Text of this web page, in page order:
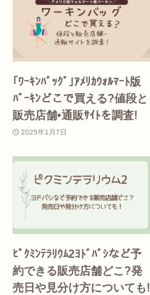
｢ﾜｰｷﾝﾊﾞｯｸﾞ｣ｱﾒﾘｶｳｫﾙﾏｰﾄ版
ﾊﾞｰｷﾝどこで買える?値段と
販売店舗•通販ｻｲﾄを調査!
2025年1月7日
ﾋﾟｸﾐﾝﾃﾗﾘｳﾑ2ﾖﾄﾞﾊﾞｼなど予
約できる販売店舗どこ?発
売日や見分け方についても!